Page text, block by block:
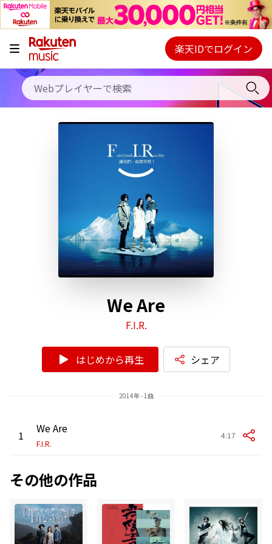
キャンペーン
料金プラン
使い方
初回30日間無料お試し
Webプレイヤー
ご契約内容の確認・変更
楽天IDでログイン
We Are
F.I.R.
はじめから再生 シェア
2014年 - 1曲
1 We Are
F.I.R.
4:17
その他の作品